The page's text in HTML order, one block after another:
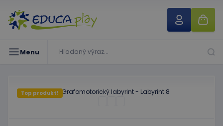
Menu
Top produkt!